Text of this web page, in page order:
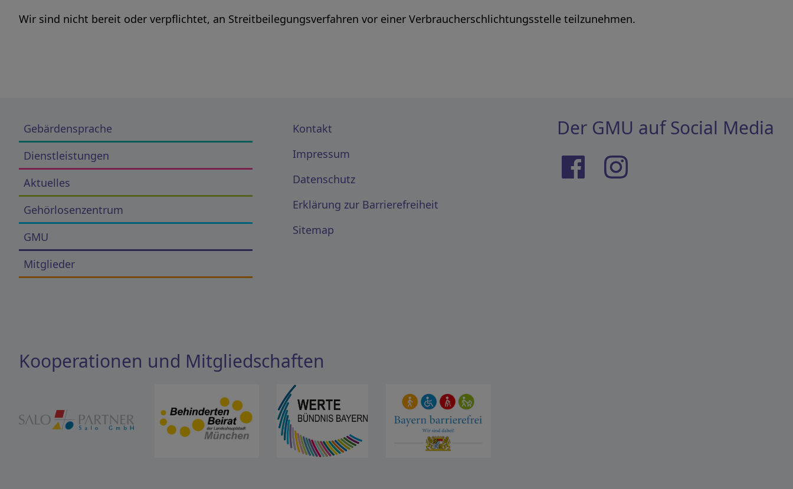
Wir sind nicht bereit oder verpflichtet, an Streitbeilegungsverfahren vor einer Verbraucherschlichtungsstelle teilzunehmen.
Gebärdensprache
Dienstleistungen
Aktuelles
Gehörlosenzentrum
GMU
Mitglieder
Kontakt
Impressum
Datenschutz
Erklärung zur Barrierefreiheit
Sitemap
Der GMU auf Social Media
Kooperationen und Mitgliedschaften